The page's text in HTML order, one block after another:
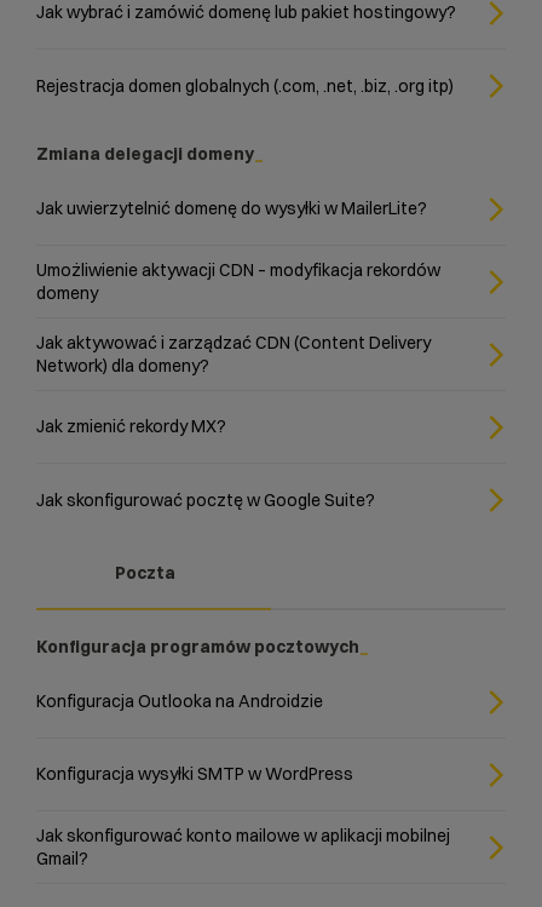
Jak wybrać i zamówić domenę lub pakiet hostingowy?
Rejestracja domen globalnych (.com, .net, .biz, .org itp)
Zmiana delegacji domeny
Jak uwierzytelnić domenę do wysyłki w MailerLite?
Umożliwienie aktywacji CDN – modyfikacja rekordów
domeny
Jak aktywować i zarządzać CDN (Content Delivery
Network) dla domeny?
Jak zmienić rekordy MX?
Jak skonfigurować pocztę w Google Suite?
Poczta
Konfiguracja programów pocztowych
Konfiguracja Outlooka na Androidzie
Konfiguracja wysyłki SMTP w WordPress
Jak skonfigurować konto mailowe w aplikacji mobilnej
Gmail?